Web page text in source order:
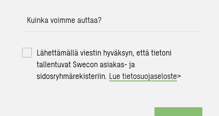
Kuinka voimme auttaa?
Lähettämällä viestin hyväksyn, että tietoni
tallentuvat Swecon asiakas- ja
sidosryhmärekisteriin. Lue tietosuojaseloste>